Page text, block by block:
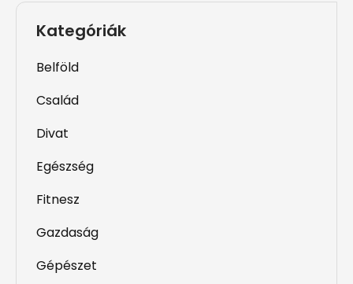
Kategóriák
Belföld
Család
Divat
Egészség
Fitnesz
Gazdaság
Gépészet